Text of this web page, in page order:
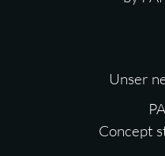
Unser
Concept